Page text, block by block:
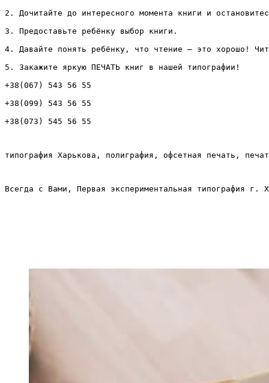
2. Дочитайте до интересного момента книги и
3. Предоставьте ребёнку выбор книги.
4. Давайте понять ребёнку, что чтение – это хорошо!
5. Закажите яркую ПЕЧАТЬ книг в нашей типографии!
+38(067) 543 56 55
+38(099) 543 56 55
+38(073) 545 56 55
типография Харькова, полиграфия, офсетная печать,
Всегда с Вами, Первая экспериментальная типография г.